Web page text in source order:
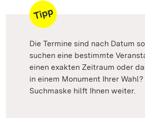
Die Termine sind nach Datum
suchen eine bestimmte
einen exakten Zeitraum oder
in einem Monument Ihrer Wahl?
Suchmaske hilft Ihnen weiter.